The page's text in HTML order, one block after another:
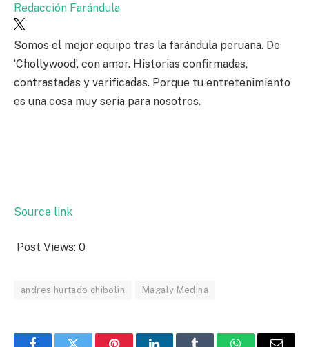
Redacción Farándula
Somos el mejor equipo tras la farándula peruana. De
‘Chollywood’, con amor. Historias confirmadas,
contrastadas y verificadas. Porque tu entretenimiento
es una cosa muy seria para nosotros.
Source link
Post Views: 0
andres hurtado chibolin Magaly Medina